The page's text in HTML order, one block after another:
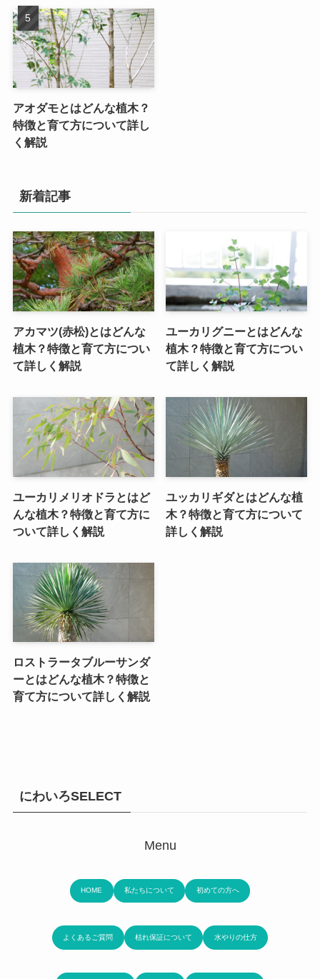
アオダモとはどんな植木？
特徴と育て方について詳し
く解説
新着記事
アカマツ(赤松)とはどんな
植木？特徴と育て方につい
て詳しく解説
ユーカリグニーとはどんな
植木？特徴と育て方につい
て詳しく解説
ユーカリメリオドラとはど
んな植木？特徴と育て方に
ついて詳しく解説
ユッカリギダとはどんな植
木？特徴と育て方について
詳しく解説
ロストラータブルーサンダ
ーとはどんな植木？特徴と
育て方について詳しく解説
にわいろSELECT
Menu
HOME 私たちについて 初めての方へ
よくあるご質問 枯れ保証について 水やりの仕方